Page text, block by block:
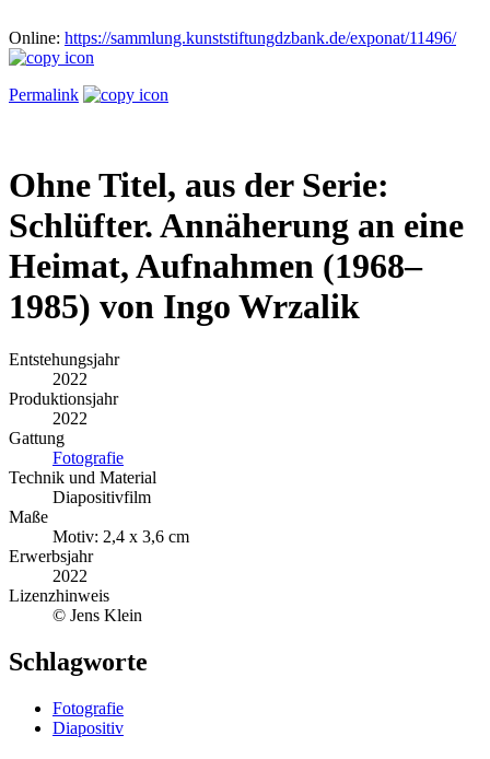
Online: https://sammlung.kunststiftungdzbank.de/exponat/11496/
Permalink
Ohne Titel, aus der Serie:
Schlüfter. Annäherung an eine
Heimat, Aufnahmen (1968–
1985) von Ingo Wrzalik
Entstehungsjahr
2022
Produktionsjahr
2022
Gattung
Fotografie
Technik und Material
Diapositivfilm
Maße
Motiv: 2,4 x 3,6 cm
Erwerbsjahr
2022
Lizenzhinweis
© Jens Klein
Schlagworte
Fotografie
Diapositiv